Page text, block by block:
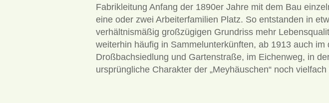
Fabrikleitung Anfang der 1890er Jahre mit dem Bau
eine oder zwei Arbeiterfamilien Platz. So entstanden in
verhältnismäßig großzügigen Grundriss mehr
weiterhin häufig in Sammelunterkünften, ab 1913 auch
Droßbachsiedlung und Gartenstraße, im Eichenweg, in
ursprüngliche Charakter der „Meyhäuschen“ noch